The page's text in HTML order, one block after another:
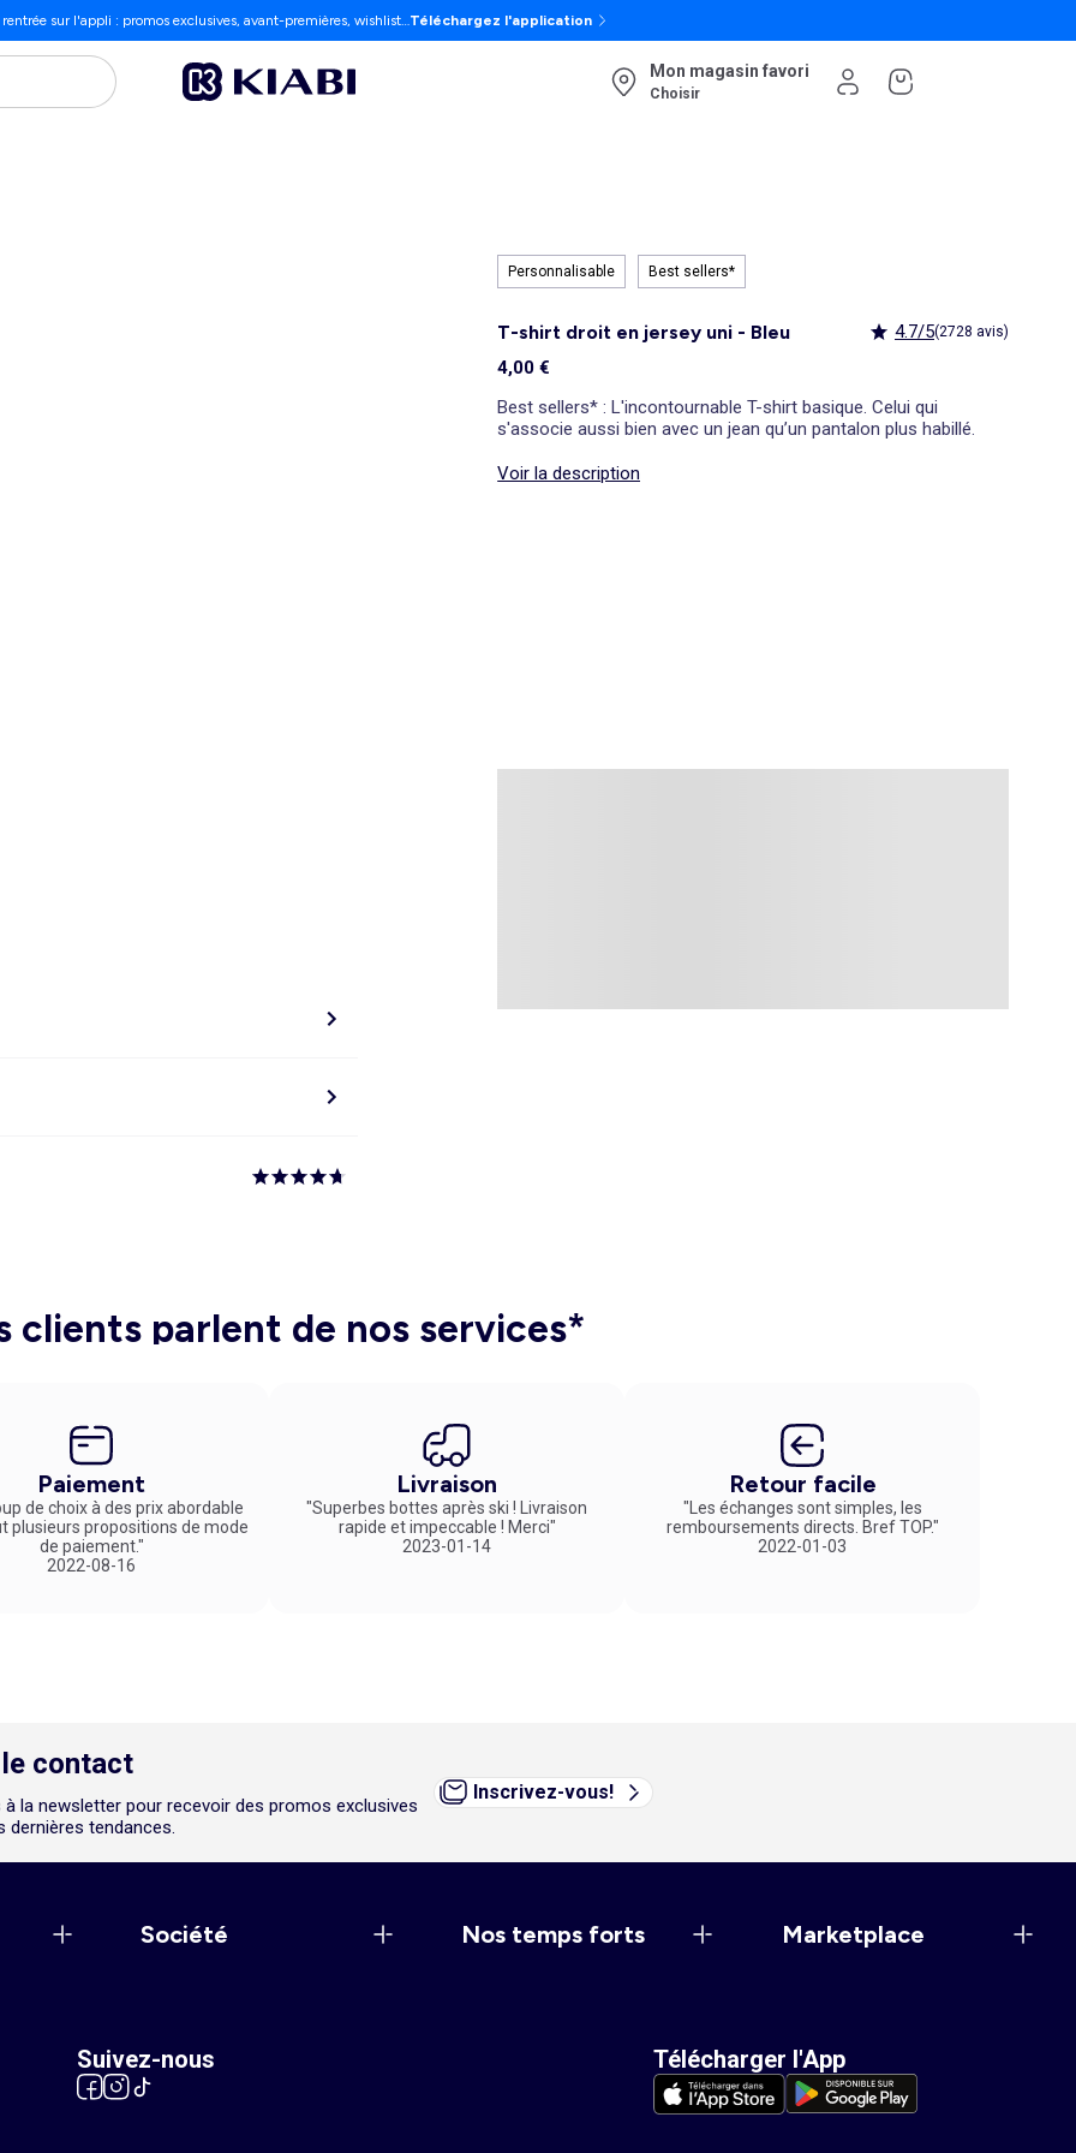
rentrée sur l'appli : promos exclusives, avant-premières, wishlist…Téléchargez l'application
Mon magasin favori
Choisir
Personnalisable Best sellers*
T-shirt droit en jersey uni - Bleu 4.7/5(2728 avis)
4,00 €
Best sellers* : L'incontournable T-shirt basique. Celui qui
s'associe aussi bien avec un jean qu’un pantalon plus habillé.
Voir la description
clients parlent de nos services*
Paiement
de choix à des prix abordable
plusieurs propositions de mode
de paiement."
2022-08-16
Livraison
"Superbes bottes après ski ! Livraison
rapide et impeccable ! Merci"
2023-01-14
Retour facile
"Les échanges sont simples, les
remboursements directs. Bref TOP."
2022-01-03
contact
la newsletter pour recevoir des promos exclusives
dernières tendances.
Inscrivez-vous!
Société Nos temps forts Marketplace
Suivez-nous Télécharger l'App